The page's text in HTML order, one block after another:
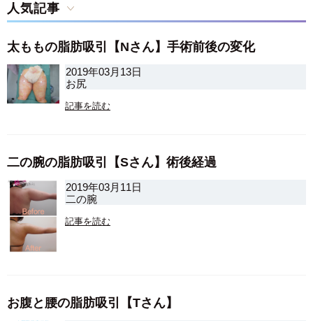
人気記事
太ももの脂肪吸引【Nさん】手術前後の変化
2019年03月13日
お尻
記事を読む
二の腕の脂肪吸引【Sさん】術後経過
2019年03月11日
二の腕
記事を読む
お腹と腰の脂肪吸引【Tさん】